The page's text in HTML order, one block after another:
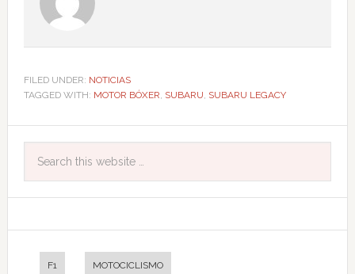
FILED UNDER: NOTICIAS
TAGGED WITH: MOTOR BÓXER, SUBARU, SUBARU LEGACY
F1 MOTOCICLISMO